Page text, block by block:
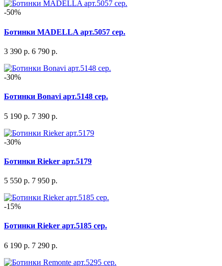
-50%
Ботинки MADELLA арт.5057 сер.
3 390 р. 6 790 р.
-30%
Ботинки Bonavi арт.5148 сер.
5 190 р. 7 390 р.
-30%
Ботинки Rieker арт.5179
5 550 р. 7 950 р.
-15%
Ботинки Rieker арт.5185 сер.
6 190 р. 7 290 р.